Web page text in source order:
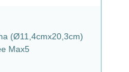
(Ø11,4cmx20,3cm)
Max5